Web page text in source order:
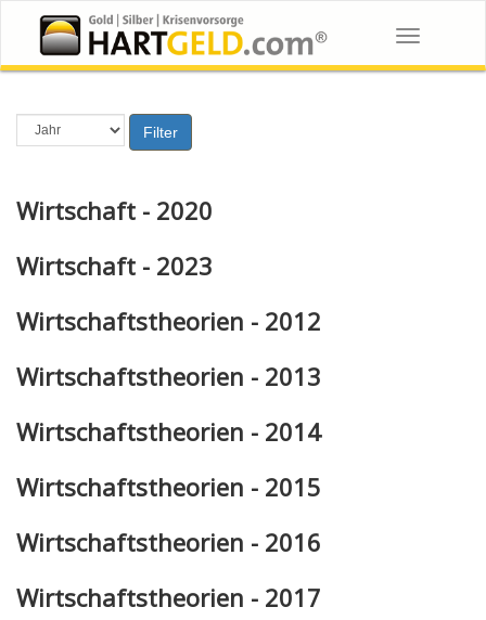
Toggle
navigation
Filter
Wirtschaft - 2020
Wirtschaft - 2023
Wirtschaftstheorien - 2012
Wirtschaftstheorien - 2013
Wirtschaftstheorien - 2014
Wirtschaftstheorien - 2015
Wirtschaftstheorien - 2016
Wirtschaftstheorien - 2017